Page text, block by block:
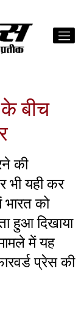
बीच
की
भी यही कर
को
हुआ दिखाया
में यह
प्रेस की